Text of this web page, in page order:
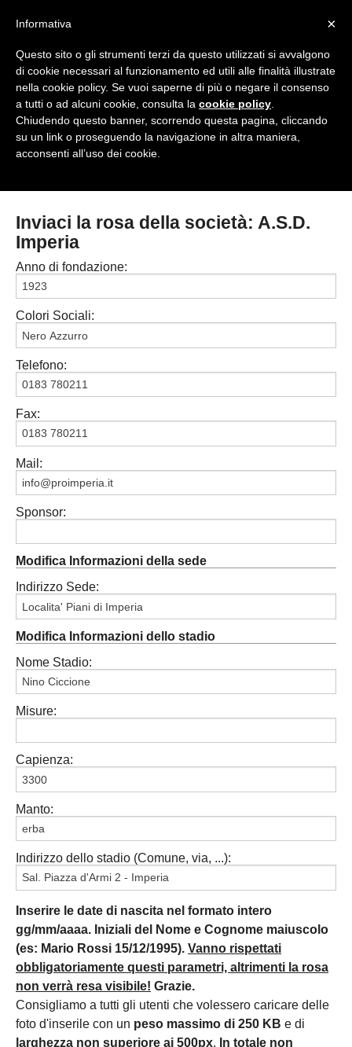
Top Menu
HOME
Accedi / Registrati
PROVINCE
CHIAVARI
GENOVA
IMPERIA
LA SPEZIA
SAVONA
Carica la tua Rosa
Campionati e Risultati:
NAZIONALI
REGIONALI
Inviaci la rosa della società: A.S.D.
Imperia
Anno di fondazione:
Colori Sociali:
Telefono:
Fax:
Mail:
Sponsor:
Modifica Informazioni della sede
Indirizzo Sede:
Modifica Informazioni dello stadio
Nome Stadio:
Misure:
Capienza:
Manto:
Indirizzo dello stadio (Comune, via, ...):
Inserire le date di nascita nel formato intero
gg/mm/aaaa. Iniziali del Nome e Cognome maiuscolo
(es: Mario Rossi 15/12/1995). Vanno rispettati
obbligatoriamente questi parametri, altrimenti la rosa
non verrà resa visibile! Grazie.
Consigliamo a tutti gli utenti che volessero caricare delle
foto d'inserile con un peso massimo di 250 KB e di
larghezza non superiore ai 500px. In totale non
×
Informativa
Questo sito o gli strumenti terzi da questo utilizzati si avvalgono
di cookie necessari al funzionamento ed utili alle finalità illustrate
nella cookie policy. Se vuoi saperne di più o negare il consenso
a tutti o ad alcuni cookie, consulta la cookie policy
Chiudendo questo banner, scorrendo questa pagina, cliccando
su un link o proseguendo la navigazione in altra maniera,
acconsenti all’uso dei cookie.